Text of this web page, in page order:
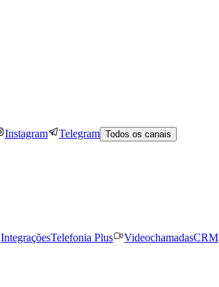
Instagram Telegram Todos os canais
IntegraçõesTelefonia Plus VideochamadasCRM